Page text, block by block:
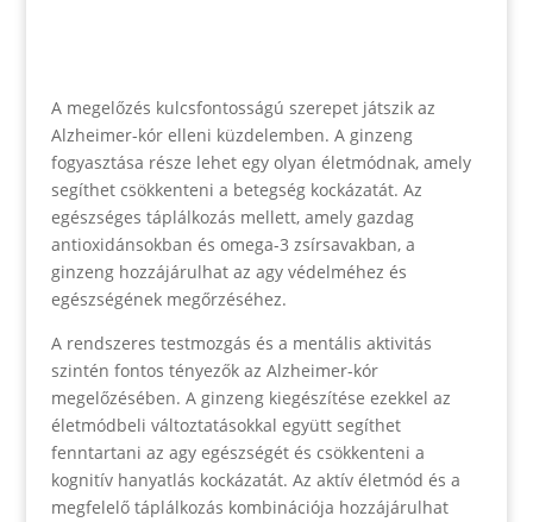
A megelőzés kulcsfontosságú szerepet játszik az
Alzheimer-kór elleni küzdelemben. A ginzeng
fogyasztása része lehet egy olyan életmódnak, amely
segíthet csökkenteni a betegség kockázatát. Az
egészséges táplálkozás mellett, amely gazdag
antioxidánsokban és omega-3 zsírsavakban, a
ginzeng hozzájárulhat az agy védelméhez és
egészségének megőrzéséhez.
A rendszeres testmozgás és a mentális aktivitás
szintén fontos tényezők az Alzheimer-kór
megelőzésében. A ginzeng kiegészítése ezekkel az
életmódbeli változtatásokkal együtt segíthet
fenntartani az agy egészségét és csökkenteni a
kognitív hanyatlás kockázatát. Az aktív életmód és a
megfelelő táplálkozás kombinációja hozzájárulhat